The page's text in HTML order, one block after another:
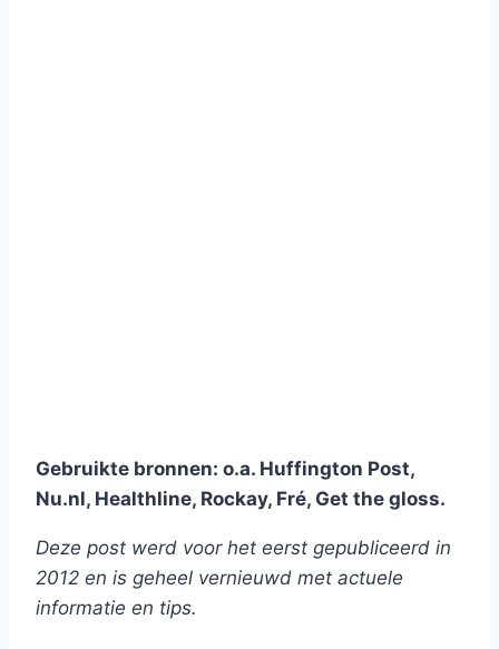
Gebruikte bronnen: o.a. Huffington Post,
Nu.nl, Healthline, Rockay, Fré, Get the gloss.
Deze post werd voor het eerst gepubliceerd in
2012 en is geheel vernieuwd met actuele
informatie en tips.